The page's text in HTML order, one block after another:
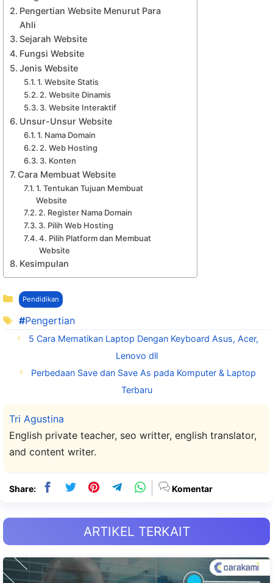
Pengertian Website Menurut Para
Ahli
Sejarah Website
Fungsi Website
Jenis Website
1. Website Statis
2. Website Dinamis
3. Website Interaktif
Unsur-Unsur Website
1. Nama Domain
2. Web Hosting
3. Konten
Cara Membuat Website
1. Tentukan Tujuan Membuat
Website
2. Register Nama Domain
3. Pilih Web Hosting
4. Pilih Platform dan Membuat
Website
Kesimpulan
Kategori
Pendidikan
Tag
Pengertian
5 Cara Mematikan Laptop Dengan Keyboard Asus, Acer,
Lenovo dll
Perbedaan Save dan Save As pada Komputer & Laptop
Terbaru
Tri Agustina
English private teacher, seo writter, english translator,
and content writer.
Share: Komentar
ARTIKEL TERKAIT